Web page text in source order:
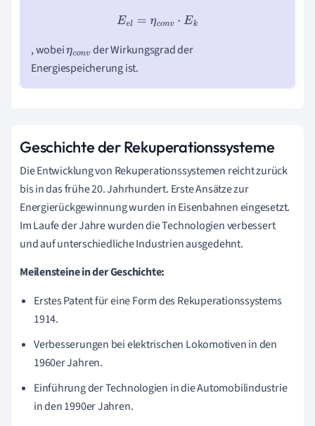
Eel=ηconv⋅ E k
, wobeiηcon
v
der Wirkungsgrad der
Energiespeicherung ist.
Geschichte der Rekuperationssysteme
Die Entwicklung von Rekuperationssystemen reicht zurück
bis in das frühe 20. Jahrhundert. Erste Ansätze zur
Energierückgewinnung wurden in Eisenbahnen eingesetzt.
Im Laufe der Jahre wurden die Technologien verbessert
und auf unterschiedliche Industrien ausgedehnt.
Meilensteine in der Geschichte:
Erstes Patent für eine Form des Rekuperationssystems
1914.
Verbesserungen bei elektrischen Lokomotiven in den
1960er Jahren.
Einführung der Technologien in die Automobilindustrie
in den 1990er Jahren.